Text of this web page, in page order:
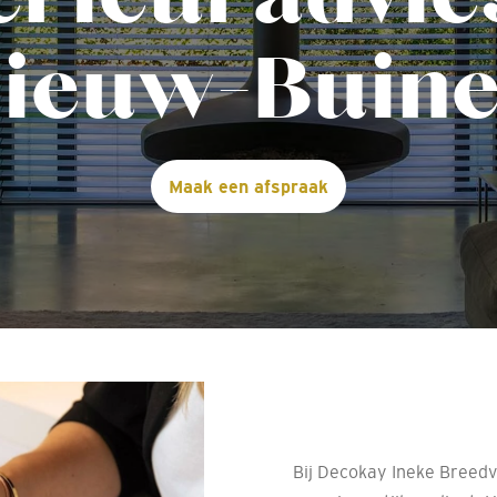
Maak een afspraak
Bij Decokay Ineke